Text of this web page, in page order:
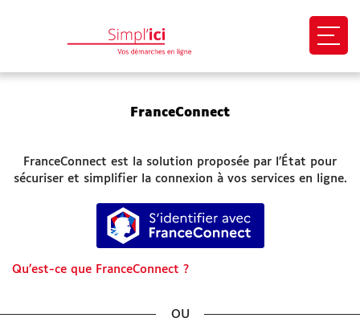
Mes demandes
Paiement en ligne
Besoin d'aide
FranceConnect
FranceConnect est la solution proposée par l’État pour
sécuriser et simplifier la connexion à vos services en ligne.
S’identifier avec FranceConnect
Qu’est-ce que FranceConnect ?